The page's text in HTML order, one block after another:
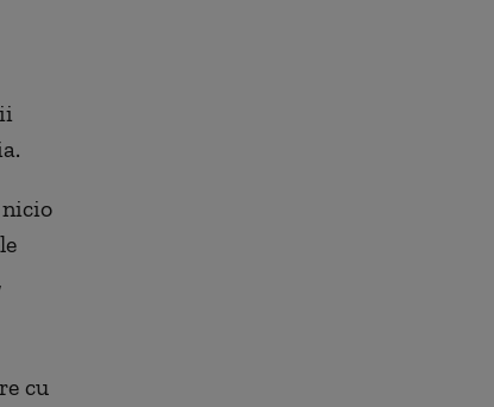
cu